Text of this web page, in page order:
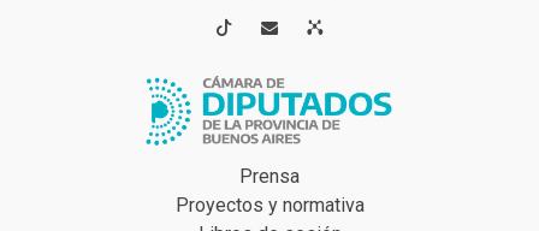
 
Prensa
Proyectos y normativa